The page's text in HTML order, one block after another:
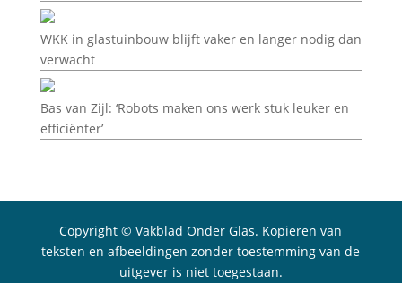
WKK in glastuinbouw blijft vaker en langer nodig dan
verwacht
Bas van Zijl: ‘Robots maken ons werk stuk leuker en
efficiënter’
Copyright © Vakblad Onder Glas. Kopiëren van
teksten en afbeeldingen zonder toestemming van de
uitgever is niet toegestaan.